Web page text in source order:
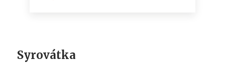
Syrovátka